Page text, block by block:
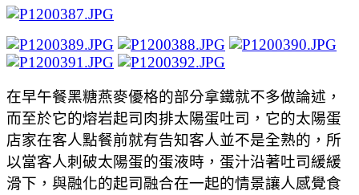
在早午餐黑糖燕麥優格的部分拿鐵就不多做論述，
而至於它的熔岩起司肉排太陽蛋吐司，它的太陽蛋
店家在客人點餐前就有告知客人並不是全熟的，所
以當客人刺破太陽蛋的蛋液時，蛋汁沿著吐司緩緩
滑下，與融化的起司融合在一起的情景讓人感覺食